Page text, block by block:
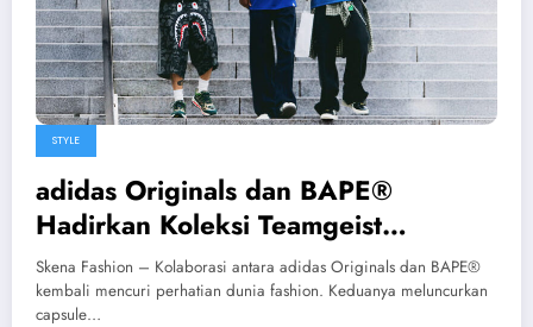
STYLE
adidas Originals dan BAPE®
Hadirkan Koleksi Teamgeist
Eksklusif untuk Piala Dunia 2026
Skena Fashion – Kolaborasi antara adidas Originals dan BAPE®
kembali mencuri perhatian dunia fashion. Keduanya meluncurkan
capsule…